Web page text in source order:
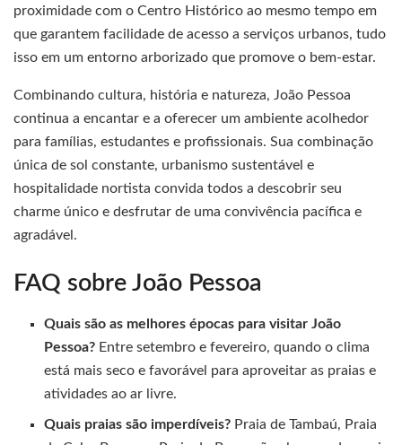
proximidade com o Centro Histórico ao mesmo tempo em
que garantem facilidade de acesso a serviços urbanos, tudo
isso em um entorno arborizado que promove o bem-estar.
Combinando cultura, história e natureza, João Pessoa
continua a encantar e a oferecer um ambiente acolhedor
para famílias, estudantes e profissionais. Sua combinação
única de sol constante, urbanismo sustentável e
hospitalidade nortista convida todos a descobrir seu
charme único e desfrutar de uma convivência pacífica e
agradável.
FAQ sobre João Pessoa
Quais são as melhores épocas para visitar João
Pessoa? Entre setembro e fevereiro, quando o clima
está mais seco e favorável para aproveitar as praias e
atividades ao ar livre.
Quais praias são imperdíveis? Praia de Tambaú, Praia